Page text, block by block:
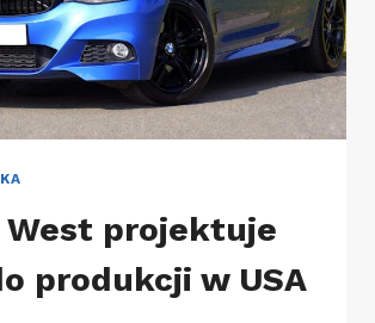
West projektuje
produkcji w USA